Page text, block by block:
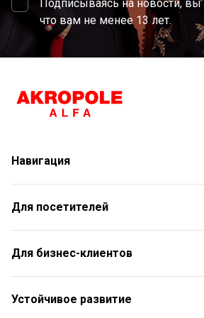
Подписываясь на новости, вы
что вам не менее 13 лет.
Навигация
Услуги
Развлечения
Рестораны
Для посетителей
С животными
Контакты
Aкции
Для бизнес-клиентов
Подарочная карта для юридических
Устойчивое развитие